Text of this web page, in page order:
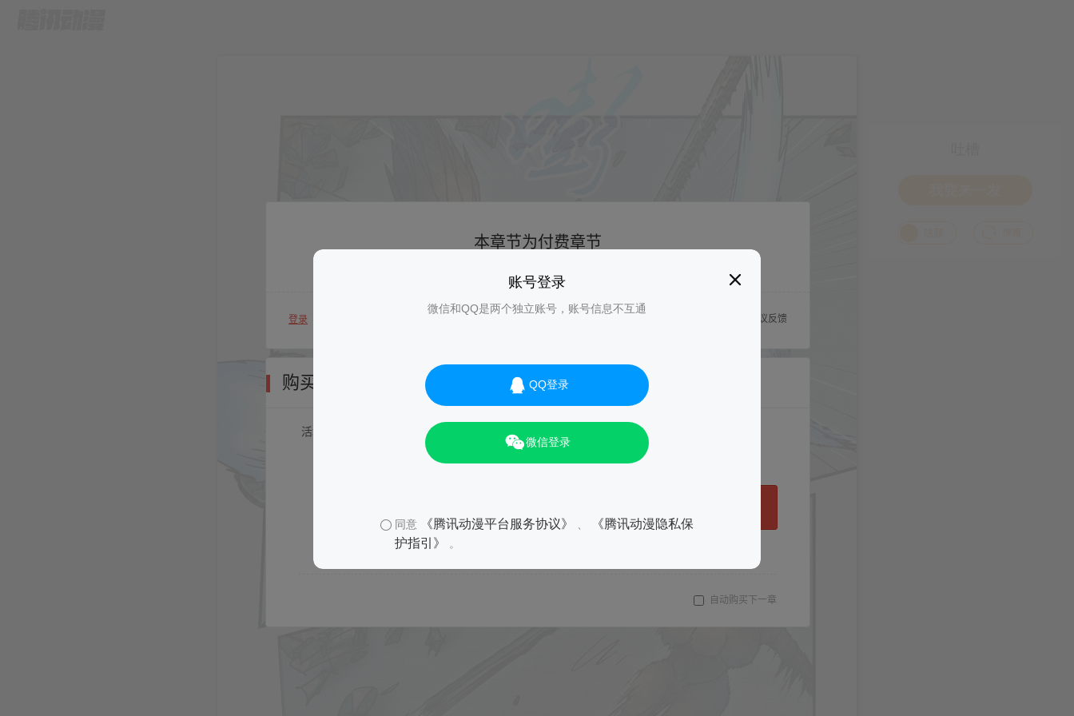
账号登录
微信和QQ是两个独立账号，账号信息不互通
QQ登录
微信登录
同意 《腾讯动漫平台服务协议》
《腾讯动漫隐私保
护指引》
。